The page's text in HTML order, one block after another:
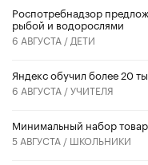
Роспотребнадзор
рыбой и водорослями
6 АВГУСТА / ДЕТИ
​Яндекс обучил более 20
6 АВГУСТА /УЧИТЕЛЯ
Минимальный набор
5 АВГУСТА / ШКОЛЬНИКИ